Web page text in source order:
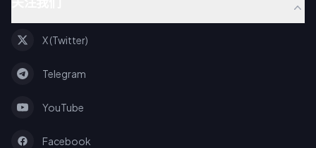
X (Twitter)
Telegram
YouTube
Facebook